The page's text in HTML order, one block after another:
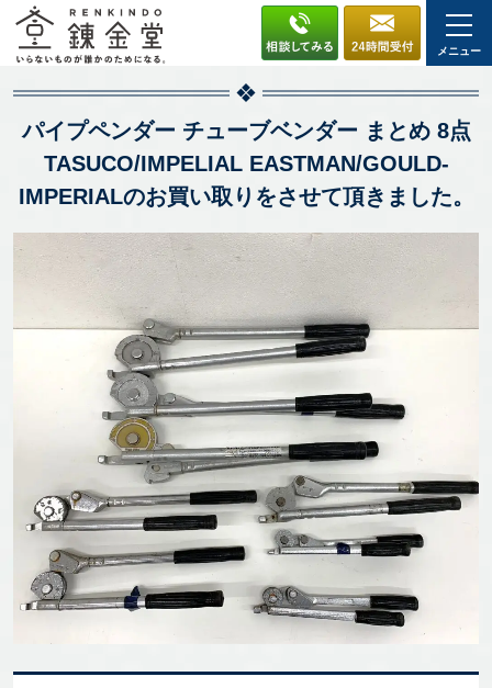
メニュー
パイプペンダー チューブベンダー まとめ 8点
TASUCO/IMPELIAL EASTMAN/GOULD-
IMPERIALのお買い取りをさせて頂きました。